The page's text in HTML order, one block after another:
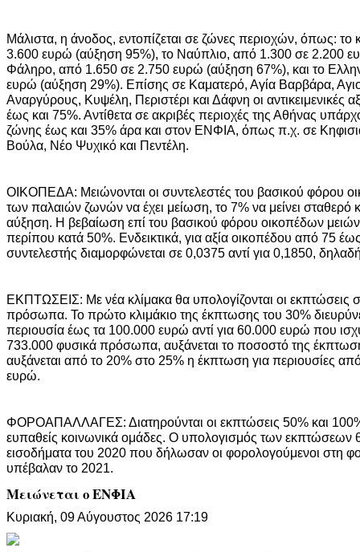
Μάλιστα, η άνοδος, εντοπίζεται σε ζώνες περιοχών, όπως:
3.600 ευρώ (αύξηση 95%), το Ναύπλιο, από 1.300 σε 2.200
Φάληρο, από 1.650 σε 2.750 ευρώ (αύξηση 67%), και το
ευρώ (αύξηση 29%). Επίσης σε Καματερό, Αγία Βαρβάρα, Αγιο
Αναργύρους, Κυψέλη, Περιστέρι και Δάφνη οι αντικειμενικές
έως και 75%. Αντίθετα σε ακριβές περιοχές της Αθήνας
ζώνης έως και 35% άρα και στον ΕΝΦΙΑ, όπως π.χ. σε
Βούλα, Νέο Ψυχικό και Πεντέλη.
ΟΙΚΟΠΕΔΑ: Μειώνονται οι συντελεστές του βασικού φόρου
των παλαιών ζωνών να έχει μείωση, το 7% να μείνει σταθερό
αύξηση. Η βεβαίωση επί του βασικού φόρου οικοπέδων
περίπου κατά 50%. Ενδεικτικά, για αξία οικοπέδου από 75
συντελεστής διαμορφώνεται σε 0,0375 αντί για 0,1850,
ΕΚΠΤΩΣΕΙΣ: Με νέα κλίμακα θα υπολογίζονται οι εκπτώσεις
πρόσωπα. Το πρώτο κλιμάκιο της έκπτωσης του 30%
περιουσία έως τα 100.000 ευρώ αντί για 60.000 ευρώ που
733.000 φυσικά πρόσωπα, αυξάνεται το ποσοστό της
αυξάνεται από το 20% στο 25% η έκπτωση για περιουσίες
ευρώ.
ΦΟΡΟΑΠΑΛΛΑΓΕΣ: Διατηρούνται οι εκπτώσεις 50% και
ευπαθείς κοινωνικά ομάδες. Ο υπολογισμός των εκπτώσεων
εισοδήματα του 2020 που δήλωσαν οι φορολογούμενοι στη
υπέβαλαν το 2021.
Μειώνεται ο ΕΝΦΙΑ
Κυριακή, 09 Αύγουστος 2026 17:19